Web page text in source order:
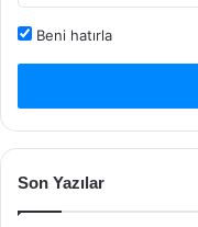
Beni hatırla
Son Yazılar